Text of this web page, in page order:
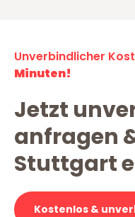
Unverbindlicher
Minuten!
Jetzt
anfragen
Stuttgart
Kostenlos &